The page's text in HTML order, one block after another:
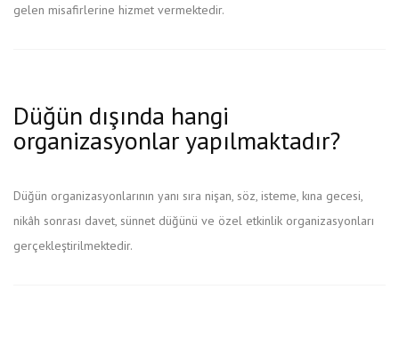
gelen misafirlerine hizmet vermektedir.
Düğün dışında hangi
organizasyonlar yapılmaktadır?
Düğün organizasyonlarının yanı sıra nişan, söz, isteme, kına gecesi,
nikâh sonrası davet, sünnet düğünü ve özel etkinlik organizasyonları
gerçekleştirilmektedir.